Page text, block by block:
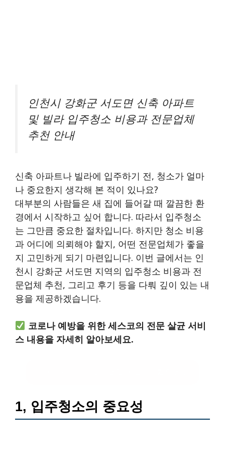
인천시 강화군 서도면 신축 아파트
및 빌라 입주청소 비용과 전문업체
추천 안내
신축 아파트나 빌라에 입주하기 전, 청소가 얼마
나 중요한지 생각해 본 적이 있나요?
대부분의 사람들은 새 집에 들어갈 때 깔끔한 환
경에서 시작하고 싶어 합니다. 따라서 입주청소
는 그만큼 중요한 절차입니다. 하지만 청소 비용
과 어디에 의뢰해야 할지, 어떤 전문업체가 좋을
지 고민하게 되기 마련입니다. 이번 글에서는 인
천시 강화군 서도면 지역의 입주청소 비용과 전
문업체 추천, 그리고 후기 등을 다뤄 깊이 있는 내
용을 제공하겠습니다.
코로나 예방을 위한 세스코의 전문 살균 서비
스 내용을 자세히 알아보세요.
1, 입주청소의 중요성